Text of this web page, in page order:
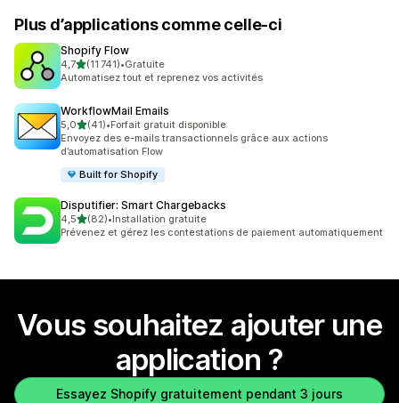
Plus d’applications comme celle-ci
Shopify Flow
4,7étoile(s) sur 5
(11 741)
11741 avis au total
•Gratuite
Automatisez tout et reprenez vos activités
WorkflowMail Emails
5,0étoile(s) sur 5
(41)
41 avis au total
•Forfait gratuit disponible
Envoyez des e-mails transactionnels grâce aux actions
d’automatisation Flow
Built for Shopify
Disputifier: Smart Chargebacks
4,5étoile(s) sur 5
(82)
82 avis au total
•Installation gratuite
Prévenez et gérez les contestations de paiement automatiquement
Vous souhaitez ajouter une
application ?
Essayez Shopify gratuitement pendant 3 jours